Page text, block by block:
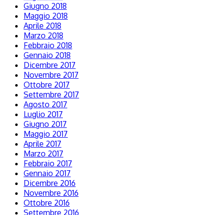
Giugno 2018
Maggio 2018
Aprile 2018
Marzo 2018
Febbraio 2018
Gennaio 2018
Dicembre 2017
Novembre 2017
Ottobre 2017
Settembre 2017
Agosto 2017
Luglio 2017
Giugno 2017
Maggio 2017
Aprile 2017
Marzo 2017
Febbraio 2017
Gennaio 2017
Dicembre 2016
Novembre 2016
Ottobre 2016
Settembre 2016